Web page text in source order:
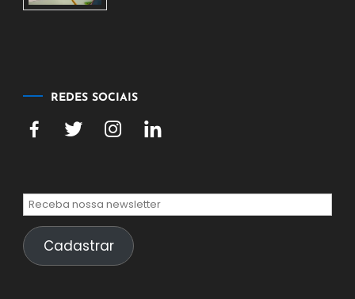
REDES SOCIAIS
Cadastrar